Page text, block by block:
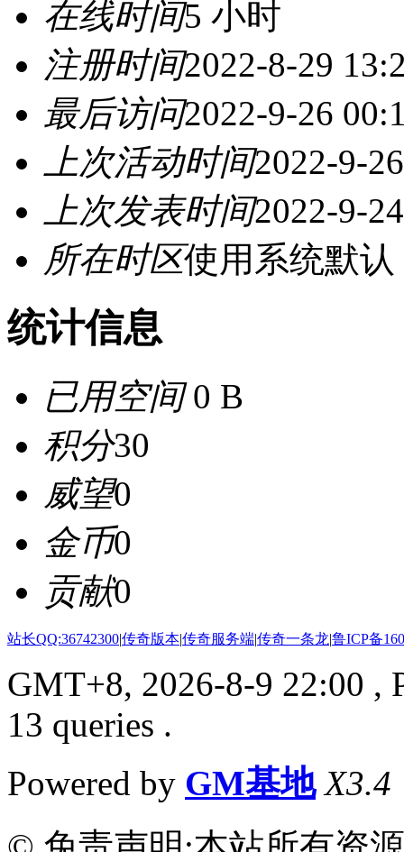
在线时间5 小时
注册时间2022-8-29
最后访问2022-9-26
上次活动时间2022-9-
上次发表时间2022-9-
所在时区使用系统默认
统计信息
已用空间0 B
积分30
威望0
金币0
贡献0
站长QQ:36742300|传奇版本|传奇服务端|传奇一条龙|鲁ICP备
GMT+8, 2026-8-9 22:00 ,
13 queries .
Powered by GM基地 X3.4